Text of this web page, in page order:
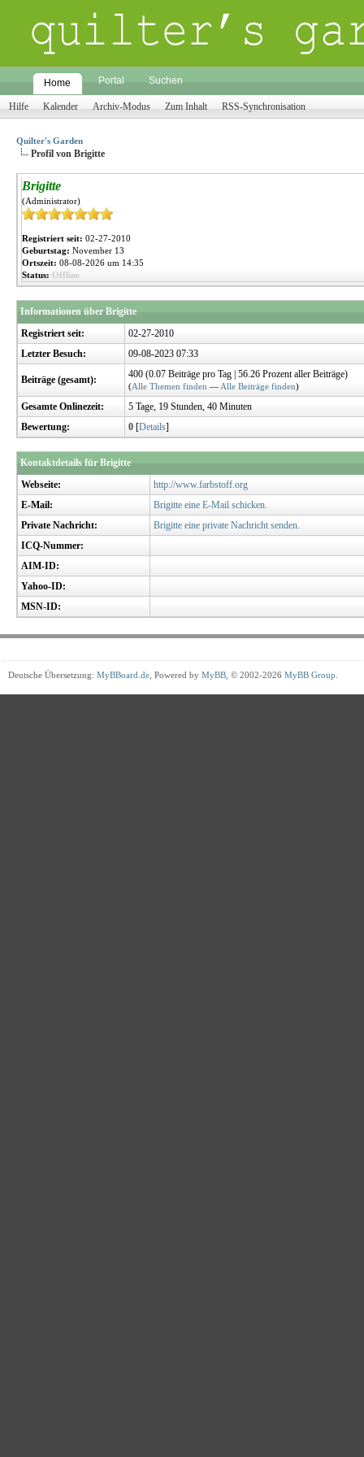
Home Portal Suchen
Hilfe Kalender Archiv-Modus Zum Inhalt RSS-Synchronisation
Quilter's Garden
Profil von Brigitte
Brigitte
(Administrator)
Registriert seit: 02-27-2010
Geburtstag: November 13
Ortszeit: 08-08-2026 um 14:35
Status: Offline
Informationen über Brigitte
Registriert seit:
02-27-2010
Letzter Besuch:
09-08-2023 07:33
Beiträge (gesamt): 400 (0.07 Beiträge pro Tag | 56.26 Prozent aller Beiträge)
(Alle Themen finden — Alle Beiträge finden)
Gesamte Onlinezeit:
5 Tage, 19 Stunden, 40 Minuten
Bewertung:
0 [Details]
Kontaktdetails für Brigitte
Webseite:
http://www.farbstoff.org
E-Mail:
Brigitte eine E-Mail schicken.
Private Nachricht:
Brigitte eine private Nachricht senden.
ICQ-Nummer:
AIM-ID:
Yahoo-ID:
MSN-ID:
Deutsche Übersetzung: MyBBoard.de , Powered by MyBB , © 2002-2026 MyBB Group